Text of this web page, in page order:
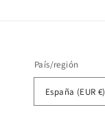
País/región
España (EUR €)